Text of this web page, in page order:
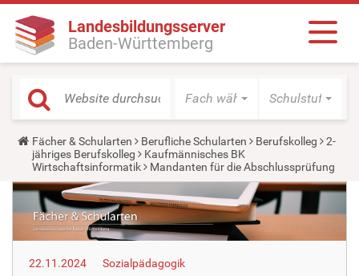
Landesbildungsserver
Baden-Württemberg
Fach wählen Schulstufe
Y
o
u
a
r
h
e
r
:
Fächer & Schularten Berufliche Schularten Berufskolleg
2-
jähriges Berufskolleg
Kaufmännisches BK
Wirtschaftsinformatik
Mandanten für die Abschlussprüfung
22.11.2024
Sozialpädagogik